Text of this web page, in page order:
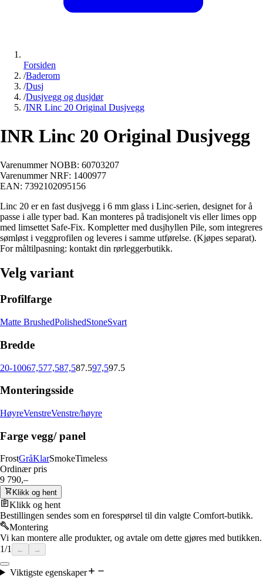
Forsiden
/Baderom
/Dusj
/Dusjvegg og dusjdør
/INR Linc 20 Original Dusjvegg
INR Linc 20 Original Dusjvegg
Varenummer NOBB: 60703207
Varenummer NRF: 1400977
EAN: 7392102095156
Linc 20 er en fast dusjvegg i 6 mm glass i Linc-serien, designet for å
passe i alle typer bad. Kan monteres på tradisjonelt vis eller limes opp
med limsettet Safe-Fix. Kompletter med dusjhyllen Pile, som integreres
sømløst i veggprofilen og leveres i samme utførelse. (Kjøpes separat).
For måltilpasning: kontakt din rørleggerbutikk.
Velg variant
Profilfarge
Matte BrushedPolishedStoneSvart
Bredde
20-10067,577,587,587.597,597.5
Monteringsside
HøyreVenstreVenstre/høyre
Farge vegg/ panel
FrostGråKlarSmokeTimeless
Ordinær pris
9 790,–
Klikk og hent
Klikk og hent
Bestillingen sendes som en forespørsel til din valgte Comfort-butikk.
Montering
Vi kan montere alle produkter, og avtale om dette gjøres med butikken.
1/1 ← →
Viktigste egenskaper